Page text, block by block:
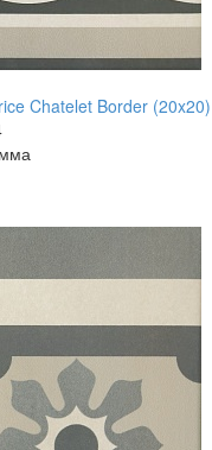
Chatelet Border (20x20)